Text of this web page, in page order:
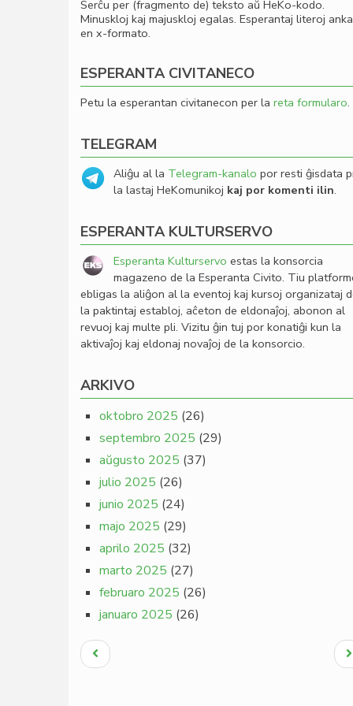
Serĉu per (fragmento de) teksto aŭ HeKo-kodo.
Minuskloj kaj majuskloj egalas. Esperantaj literoj
en x-formato.
ESPERANTA CIVITANECO
Petu la esperantan civitanecon per la reta formularo.
TELEGRAM
Aliĝu al la Telegram-kanalo por resti ĝisdata
la lastaj HeKomunikoj kaj por komenti ilin.
ESPERANTA KULTURSERVO
Esperanta Kulturservo estas la konsorcia
magazeno de la Esperanta Civito. Tiu
ebligas la aliĝon al la eventoj kaj kursoj organizataj
la paktintaj establoj, aĉeton de eldonaĵoj, abonon al
revuoj kaj multe pli. Vizitu ĝin tuj por konatiĝi kun la
aktivaĵoj kaj eldonaj novaĵoj de la konsorcio.
ARKIVO
oktobro 2025 (26)
septembro 2025 (29)
aŭgusto 2025 (37)
julio 2025 (26)
junio 2025 (24)
majo 2025 (29)
aprilo 2025 (32)
marto 2025 (27)
februaro 2025 (26)
januaro 2025 (26)
Pagination
Antaŭa
paĝo